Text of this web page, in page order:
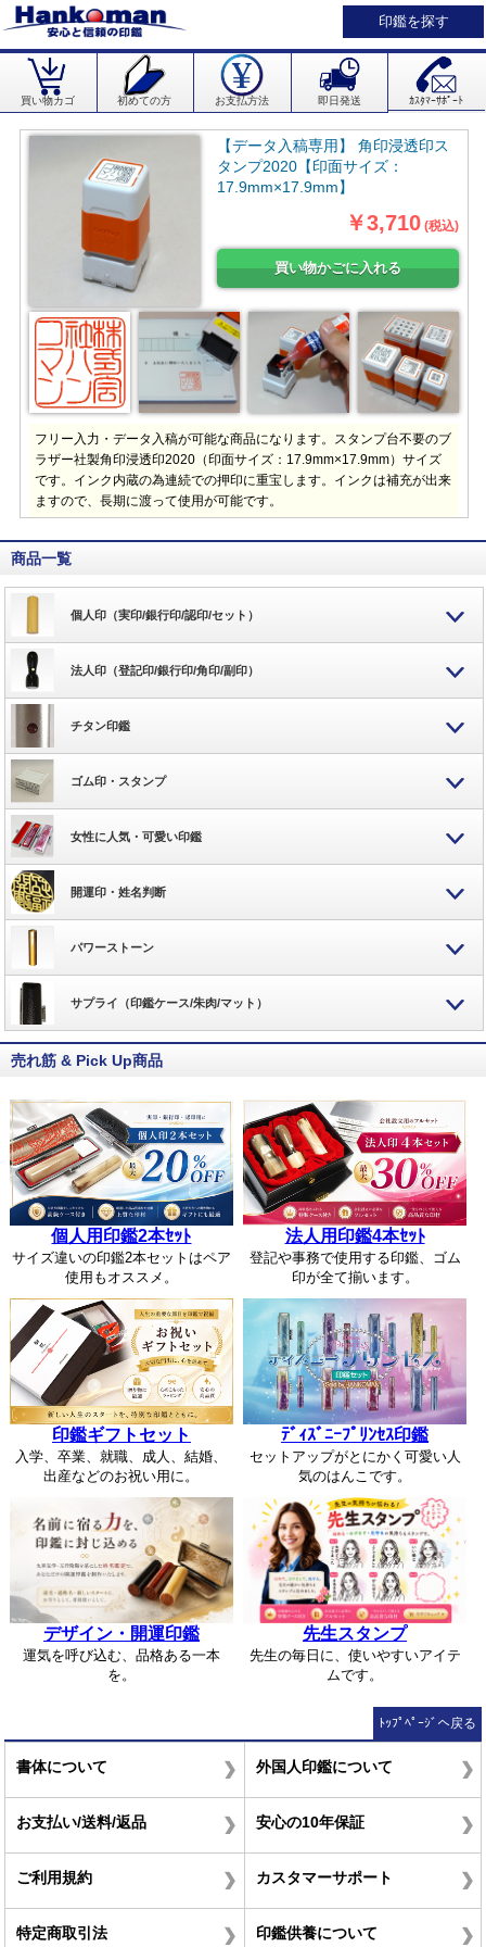
印鑑を探す
買い物カゴ 初めての方 お支払方法 即日発送 ｶｽﾀﾏｰｻﾎﾟｰﾄ
【データ入稿専用】 角印浸透印ス
タンプ2020【印面サイズ：
17.9mm×17.9mm】
￥3,710 (税込)
フリー入力・データ入稿が可能な商品になります。スタンプ台不要のブ
ラザー社製角印浸透印2020（印面サイズ：17.9mm×17.9mm）サイズ
です。インク内蔵の為連続での押印に重宝します。インクは補充が出来
ますので、長期に渡って使用が可能です。
商品一覧
個人印（実印/銀行印/認印/セット）
法人印（登記印/銀行印/角印/副印）
チタン印鑑
ゴム印・スタンプ
女性に人気・可愛い印鑑
開運印・姓名判断
パワーストーン
サプライ（印鑑ケース/朱肉/マット）
売れ筋 & Pick Up商品
個人用印鑑2本ｾｯﾄ
サイズ違いの印鑑2本セットはペア
使用もオススメ。
法人用印鑑4本ｾｯﾄ
登記や事務で使用する印鑑、ゴム
印が全て揃います。
印鑑ギフトセット
入学、卒業、就職、成人、結婚、
出産などのお祝い用に。
ﾃﾞｨｽﾞﾆｰﾌﾟﾘﾝｾｽ印鑑
セットアップがとにかく可愛い人
気のはんこです。
デザイン・開運印鑑
運気を呼び込む、品格ある一本
を。
先生スタンプ
先生の毎日に、使いやすいアイテ
ムです。
ﾄｯﾌﾟﾍﾟｰｼﾞへ戻る
書体について 外国人印鑑について
お支払い/送料/返品 安心の10年保証
ご利用規約 カスタマーサポート
特定商取引法 印鑑供養について